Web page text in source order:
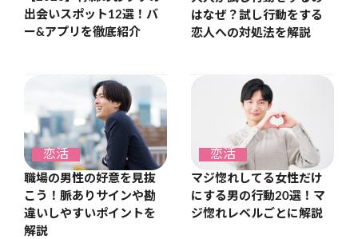
出会いスポット12選！バ
ー&アプリを徹底紹介
はなぜ？試し行動をする
恋人への対処法を解説
恋活
職場の男性の好意を見抜
こう！脈ありサインや勘
違いしやすいポイントを
解説
恋活
マジ惚れしてる女性だけ
にする男の行動20選！マ
ジ惚れレベルごとに解説